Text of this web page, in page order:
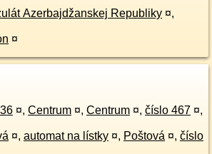
Azerbajdžanskej Republiky ¤,
¤
¤, Centrum ¤, Centrum ¤, číslo 467 ¤,
¤, automat na lístky ¤, Poštová ¤, číslo